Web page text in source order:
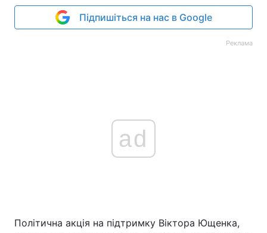
Підпишіться на нас в Google
Реклама
ad
Політична акція на підтримку Віктора Ющенка,